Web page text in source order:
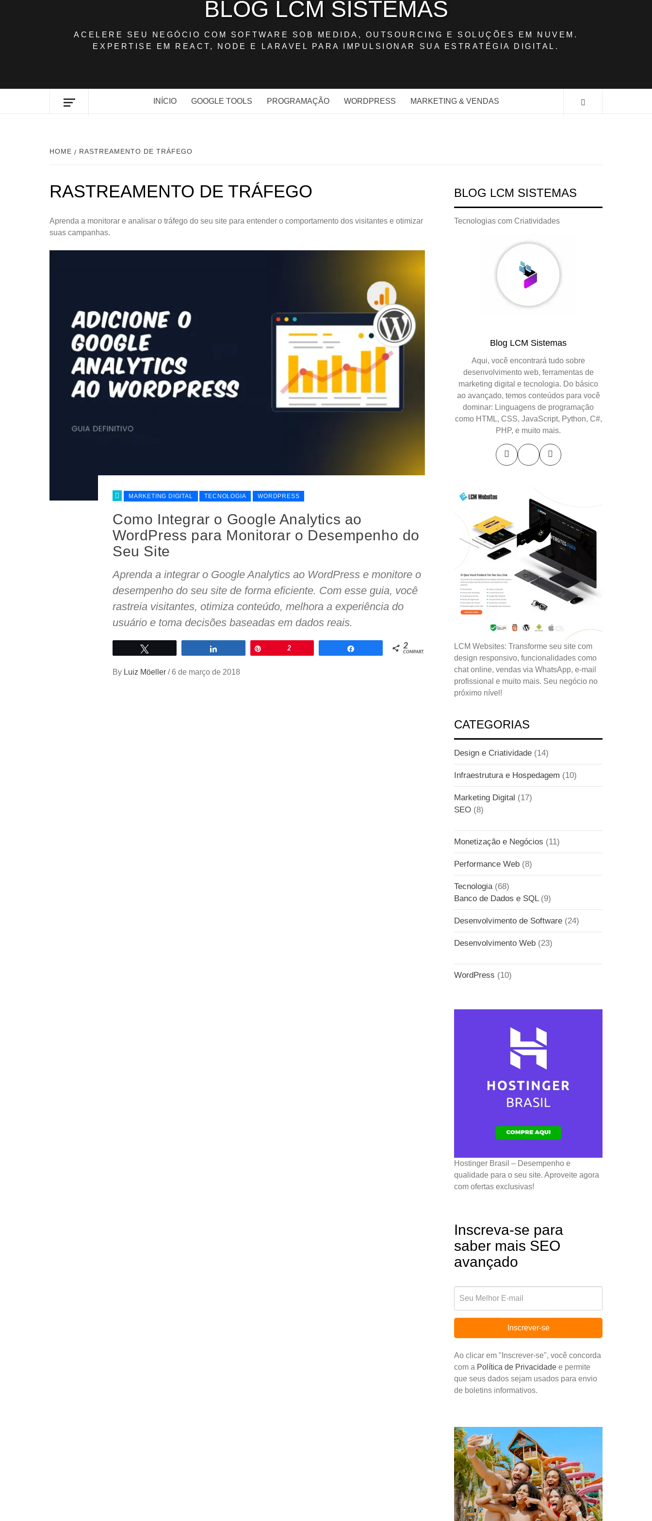
BLOG LCM SISTEMAS
ACELERE SEU NEGÓCIO COM SOFTWARE SOB MEDIDA, OUTSOURCING E SOLUÇÕES EM NUVEM.
EXPERTISE EM REACT, NODE E LARAVEL PARA IMPULSIONAR SUA ESTRATÉGIA DIGITAL.
INÍCIO GOOGLE TOOLS PROGRAMAÇÃO WORDPRESS MARKETING & VENDAS
HOME RASTREAMENTO DE TRÁFEGO
RASTREAMENTO DE TRÁFEGO
Aprenda a monitorar e analisar o tráfego do seu site para entender o comportamento dos visitantes e otimizar
suas campanhas.
MARKETING DIGITAL TECNOLOGIA WORDPRESS
Como Integrar o Google Analytics ao
WordPress para Monitorar o Desempenho do
Seu Site
Aprenda a integrar o Google Analytics ao WordPress e monitore o
desempenho do seu site de forma eficiente. Com esse guia, você
rastreia visitantes, otimiza conteúdo, melhora a experiência do
usuário e toma decisões baseadas em dados reais.
Compartilhar 2 Compartilhar 2
COMPART.
By Luiz Möeller / 6 de março de 2018
BLOG LCM SISTEMAS
Tecnologias com Criatividades
Blog LCM Sistemas
Aqui, você encontrará tudo sobre
desenvolvimento web, ferramentas de
marketing digital e tecnologia. Do básico
ao avançado, temos conteúdos para você
dominar: Linguagens de programação
como HTML, CSS, JavaScript, Python, C#,
PHP, e muito mais.
LCM Websites: Transforme seu site com
design responsivo, funcionalidades como
chat online, vendas via WhatsApp, e-mail
profissional e muito mais. Seu negócio no
próximo nível!
CATEGORIAS
Design e Criatividade (14)
Infraestrutura e Hospedagem (10)
Marketing Digital (17)
SEO (8)
Monetização e Negócios (11)
Performance Web (8)
Tecnologia(68)
Banco de Dados e SQL(9)
Desenvolvimento de Software (24)
Desenvolvimento Web (23)
WordPress (10)
Hostinger Brasil – Desempenho e
qualidade para o seu site. Aproveite agora
com ofertas exclusivas!
Inscreva-se para
saber mais SEO
avançado
Inscrever-se
Ao clicar em "Inscrever-se", você concorda
com a Política de Privacidade e permite
que seus dados sejam usados para envio
de boletins informativos.